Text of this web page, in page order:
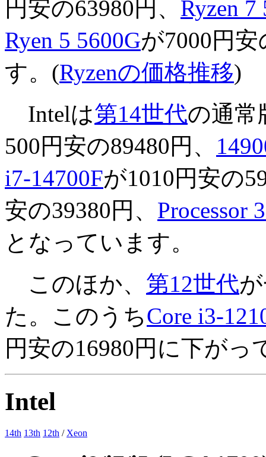
円安の63980円、 Ryzen 7
Ryen 5 5600Gが7000円
す。(Ryzenの価格推移)
Intelは第14世代の通常
500円安の89480円、
i7-14700Fが1010円安の
安の39380円、 Processor
となっています。
このほか、 第12世代
た。このうちCore i3-
円安の16980円に下がっ
Intel
14th 13th 12th / Xeon